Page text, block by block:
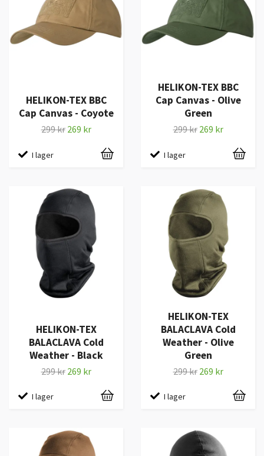
HELIKON-TEX BBC
Cap Canvas - Coyote
299 kr 269 kr
I lager
HELIKON-TEX BBC
Cap Canvas - Olive
Green
299 kr 269 kr
I lager
HELIKON-TEX
BALACLAVA Cold
Weather - Black
299 kr 269 kr
I lager
HELIKON-TEX
BALACLAVA Cold
Weather - Olive
Green
299 kr 269 kr
I lager